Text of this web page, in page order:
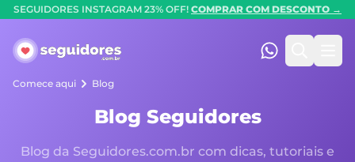
SEGUIDORES INSTAGRAM 23% OFF! COMPRAR COM DESCONTO →
Seguidores.com.br
(47) 99247-
Comece aqui Blog
Blog Seguidores
Blog da Seguidores.com.br com dicas, tutoriais e